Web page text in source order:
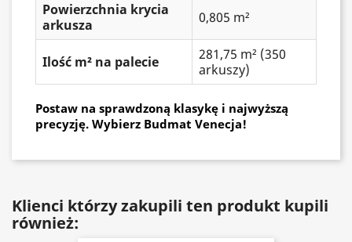
Powierzchnia krycia
arkusza
0,805 m²
Ilość m² na palecie
281,75 m² (350
arkuszy)
Postaw na sprawdzoną klasykę i najwyższą
precyzję. Wybierz Budmat Venecja!
Klienci którzy zakupili ten produkt kupili
również: